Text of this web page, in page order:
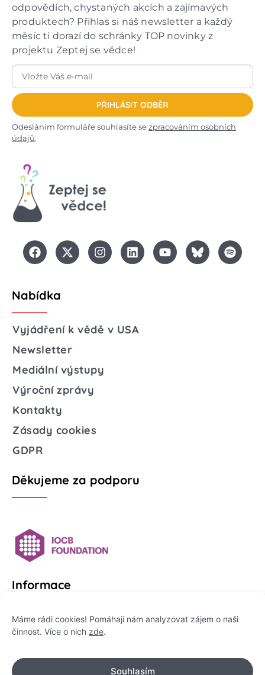
Máme rádi cookies! Pomáhají nám analyzovat zájem o naši
činnost. Více o nich zde.
Souhlasím
odpovědích, chystaných akcích a zajímavých
produktech? Přihlas si náš newsletter a každý
měsíc ti dorazí do schránky TOP novinky z
projektu Zeptej se vědce!
PŘIHLÁSIT ODBĚR
Odesláním formuláře souhlasíte sezpracováním osobních
údajů.
Nabídka
Vyjádření k vědě v USA
Newsletter
Mediální výstupy
Výroční zprávy
Kontakty
Zásady cookies
GDPR
Děkujeme za podporu
Informace
Platformu Zeptej se vědce provozuje:
IČO: 178 47 389